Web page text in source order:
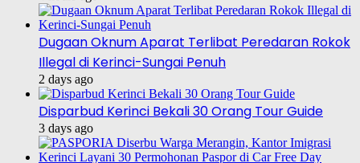
Dugaan Oknum Aparat Terlibat Peredaran Rokok
Illegal di Kerinci-Sungai Penuh
2 days ago
Disparbud Kerinci Bekali 30 Orang Tour Guide
3 days ago